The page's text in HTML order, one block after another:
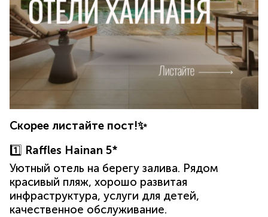
Скорее листайте пост!✨
1️⃣ Raffles Hainan 5*
Уютный отель на берегу залива. Рядом
красивый пляж, хорошо развитая
инфраструктура, услуги для детей,
качественное обслуживание.